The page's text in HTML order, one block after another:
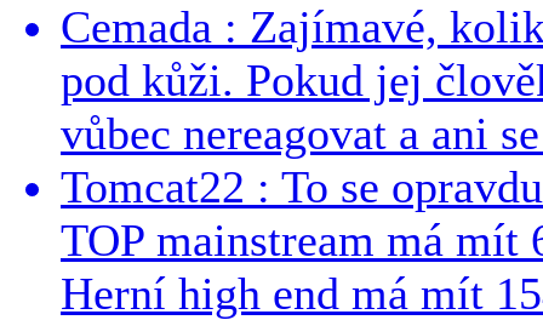
Cemada : Zajímavé,
pod kůži. Pokud jej
vůbec nereagovat a ani
Tomcat22 : To se
TOP mainstream má
Herní high end má mít